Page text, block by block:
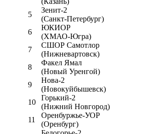
5
Зенит-2
(Санкт-Петербург)
6
ЮКИОР
(ХМАО-Югра)
7
СШОР Самотлор
(Нижневартовск)
8
Факел Ямал
(Новый Уренгой)
9
Нова-2
(Новокуйбышевск)
10
Горький-2
(Нижний Новгород)
11
Оренбуржье-УОР
(Оренбург)